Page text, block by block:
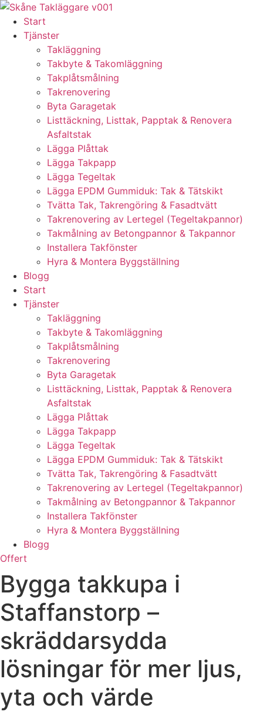
Skip
content
Start
Tjänster
Takläggning
Takbyte & Takomläggning
Takplåtsmålning
Takrenovering
Byta Garagetak
Listtäckning, Listtak, Papptak & Renovera
Asfaltstak
Lägga Plåttak
Lägga Takpapp
Lägga Tegeltak
Lägga EPDM Gummiduk: Tak & Tätskikt
Tvätta Tak, Takrengöring & Fasadtvätt
Takrenovering av Lertegel (Tegeltakpannor)
Takmålning av Betongpannor & Takpannor
Installera Takfönster
Hyra & Montera Byggställning
Blogg
Start
Tjänster
Takläggning
Takbyte & Takomläggning
Takplåtsmålning
Takrenovering
Byta Garagetak
Listtäckning, Listtak, Papptak & Renovera
Asfaltstak
Lägga Plåttak
Lägga Takpapp
Lägga Tegeltak
Lägga EPDM Gummiduk: Tak & Tätskikt
Tvätta Tak, Takrengöring & Fasadtvätt
Takrenovering av Lertegel (Tegeltakpannor)
Takmålning av Betongpannor & Takpannor
Installera Takfönster
Hyra & Montera Byggställning
Blogg
Offert
Bygga takkupa i
Staffanstorp –
skräddarsydda
lösningar för mer ljus,
yta och värde